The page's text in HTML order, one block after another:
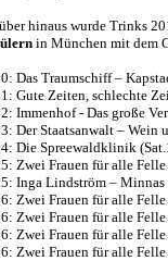
hinaus wurde Trinks
in München mit dem
Das Traumschiff –
Gute Zeiten, schlechte
Immenhof - Das große
Der Staatsanwalt – Wein
Die Spreewaldklinik
Zwei Frauen für alle
Inga Lindström – Minnas
Zwei Frauen für alle
Zwei Frauen für alle
Zwei Frauen für alle
Zwei Frauen für alle